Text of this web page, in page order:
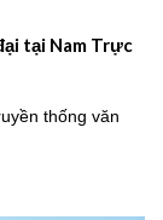
tại Nam Trực
thống văn